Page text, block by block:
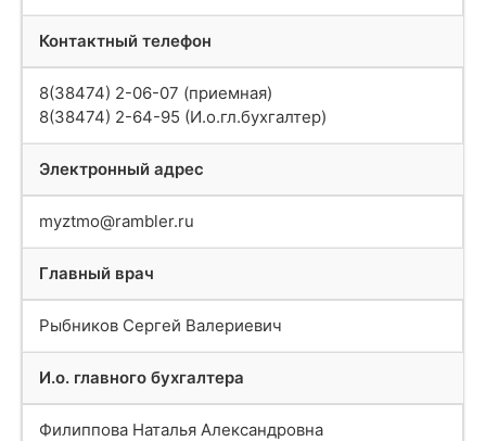
Контактный телефон
8(38474) 2-06-07 (приемная)
8(38474) 2-64-95 (И.о.гл.бухгалтер)
Электронный адрес
myztmo@rambler.ru
Главный врач
Рыбников Сергей Валериевич
И.о. главного бухгалтера
Филиппова Наталья Александровна